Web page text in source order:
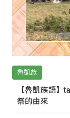
魯凱族
【魯凱族語】
祭的由來